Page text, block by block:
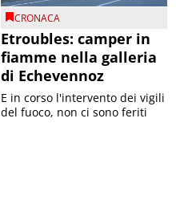
CRONACA
Etroubles: camper in
fiamme nella galleria
di Echevennoz
E in corso l'intervento dei vigili
del fuoco, non ci sono feriti